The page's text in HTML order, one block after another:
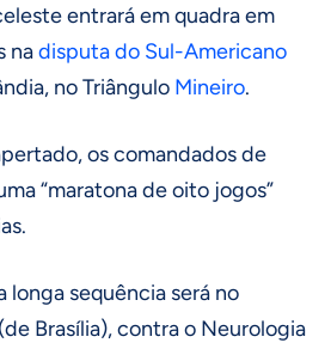
entrará em quadra em
nadisputa do Sul-Americano
no Triângulo Mineiro.
os comandados de
“maratona de oito jogos”
longa sequência será no
Brasília), contra o Neurologia